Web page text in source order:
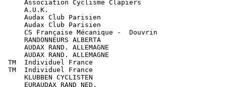
Association Cyclisme Clapiers
A.U.K.
Audax Club Parisien
Audax Club Parisien
CS Française Mécanique -  Douvrin
ALBERTA
RAND. ALLEMAGNE
RAND. ALLEMAGNE
TM  Individuel France
TM  Individuel France
CYCLISTEN
RAND NED.